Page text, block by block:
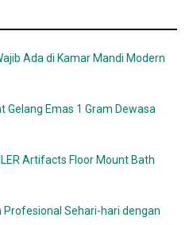
Ada di Kamar Mandi Modern
Gelang Emas 1 Gram Dewasa
Artifacts Floor Mount Bath
Sehari-hari dengan